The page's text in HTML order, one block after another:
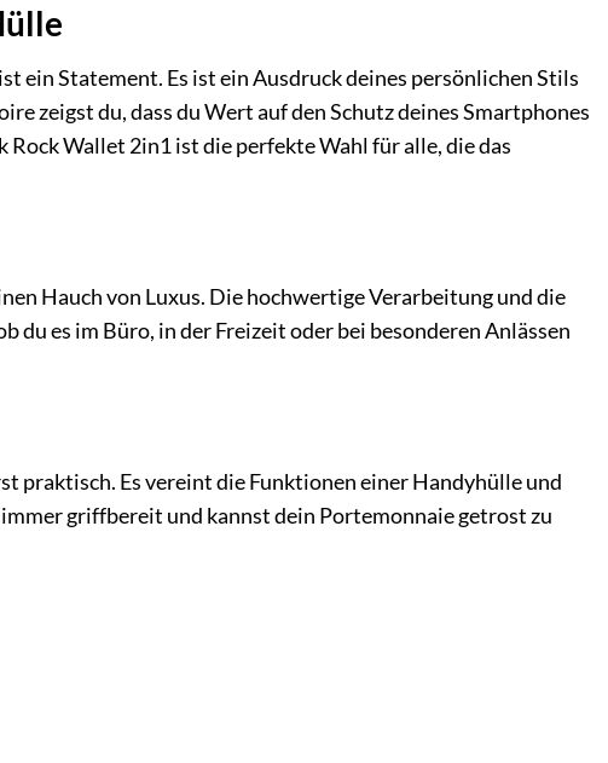
ein Statement. Es ist ein Ausdruck deines persönlichen Stils
zeigst du, dass du Wert auf den Schutz deines Smartphones
Rock Wallet 2in1 ist die perfekte Wahl für alle, die das
Hauch von Luxus. Die hochwertige Verarbeitung und die
du es im Büro, in der Freizeit oder bei besonderen Anlässen
praktisch. Es vereint die Funktionen einer Handyhülle und
griffbereit und kannst dein Portemonnaie getrost zu